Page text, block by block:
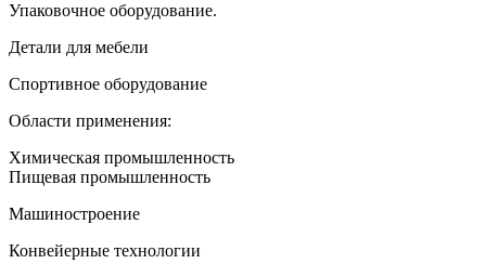
Упаковочное оборудование.
Детали для мебели
Спортивное оборудование
Области применения:
Химическая промышленность
Пищевая промышленность
Машиностроение
Конвейерные технологии